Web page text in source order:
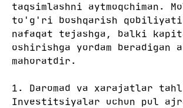
taqsimlashni aytmoqchiman.
to'g'ri boshqarish
nafaqat tejashga, balki
oshirishga yordam beradigan
mahoratdir.
1. Daromad va xarajatlar
Investitsiyalar uchun pul